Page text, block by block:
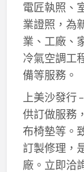
電匠執照、
業證照，為
業、工廠、
冷氣空調工
備等服務。
上美沙發行
供訂做服務
布椅墊等。
訂製修理，
廠。立即洽